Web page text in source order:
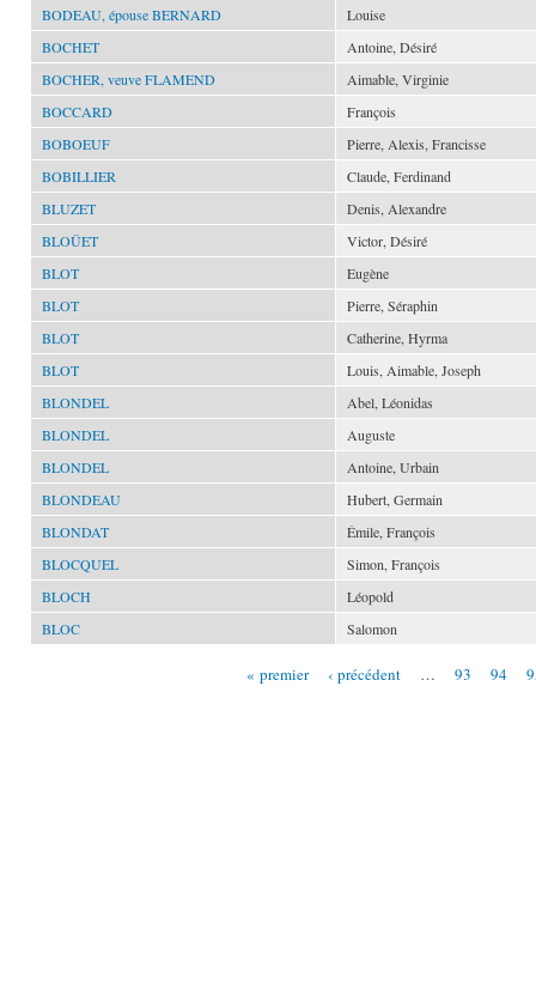
BODEAU, épouse BERNARD
Louise
BOCHET
Antoine, Désiré
BOCHER, veuve FLAMEND
Aimable, Virginie
BOCCARD
François
BOBOEUF
Pierre, Alexis, Francisse
BOBILLIER
Claude, Ferdinand
BLUZET
Denis, Alexandre
BLOÜET
Victor, Désiré
BLOT
Eugène
BLOT
Pierre, Séraphin
BLOT
Catherine, Hyrma
BLOT
Louis, Aimable, Joseph
BLONDEL
Abel, Léonidas
BLONDEL
Auguste
BLONDEL
Antoine, Urbain
BLONDEAU
Hubert, Germain
BLONDAT
Émile, François
BLOCQUEL
Simon, François
BLOCH
Léopold
BLOC
Salomon
« premier ‹ précédent … 93 94